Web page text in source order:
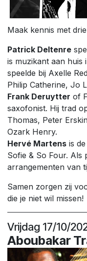
Maak kennis met
Patrick Deltenre
is muzikant aan huis
speelde bij Axelle
Philip Catherine, Jo
Frank Deruytter of
saxofonist. Hij trad
Thomas, Peter
Ozark Henry.
Hervé Martens is
Sofie & So Four. Als
arrangementen van
Samen zorgen zij
die je niet wil missen!
Vrijdag 17/10/
Aboubakar